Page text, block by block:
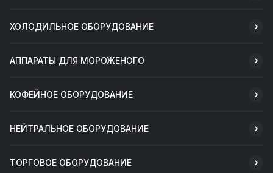
ХОЛОДИЛЬНОЕ ОБОРУДОВАНИЕ
АППАРАТЫ ДЛЯ МОРОЖЕНОГО
КОФЕЙНОЕ ОБОРУДОВАНИЕ
НЕЙТРАЛЬНОЕ ОБОРУДОВАНИЕ
ТОРГОВОЕ ОБОРУДОВАНИЕ